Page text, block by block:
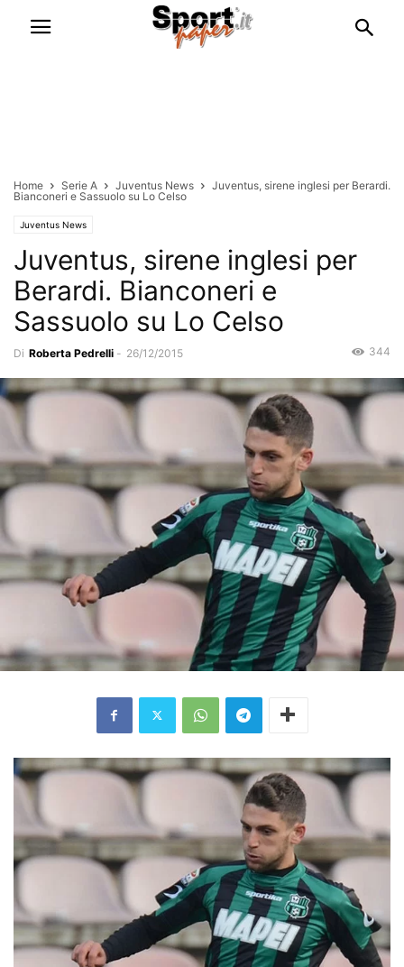
Home Serie A Juventus News
Juventus, sirene inglesi per Berardi.
Bianconeri e Sassuolo su Lo Celso
Juventus News
Juventus, sirene inglesi per
Berardi. Bianconeri e
Sassuolo su Lo Celso
Di Roberta Pedrelli - 26/12/2015 344